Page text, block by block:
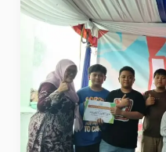
RUTIN
PERJUSA
DAN
MARKET
DAY
DI